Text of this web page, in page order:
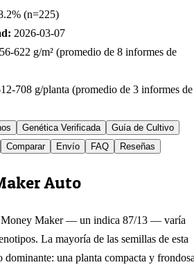
% (n=225)
2026-03-07
622 g/m² (promedio de 8 informes de
708 g/planta (promedio de 3 informes de
Genética Verificada
Guía de Cultivo
Comparar Envío FAQ Reseñas
Auto
Money Maker — un indica 87/13 — varía
La mayoría de las semillas de esta
una planta compacta y